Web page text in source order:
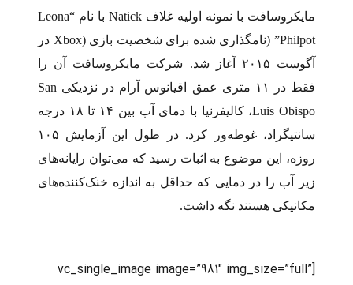
مایکروسافت با نمونه اولیه غلاف Natick با نام “Leona
Philpot” (نامگذاری شده برای شخصیت بازی (Xbox در
آگوست ۲۰۱۵ آغاز شد. شرکت مایکروسافت آن را
فقط در ۱۱ متری عمق اقیانوس آرام در نزدیکی San
Luis Obispo، کالیفرنیا با دمای آب بین ۱۴ تا ۱۸ درجه
سانتیگراد، غوطه‌ور کرد. در طول این آزمایش ۱۰۵
روزه، این موضوع به اثبات رسید که می‌توان رایانه‌های
زیر آب را در دمایی که حداقل به اندازه خنک‌کننده‌های
مکانیکی هستند نگه داشت.
[vc_single_image image=”981″ img_size=”full”